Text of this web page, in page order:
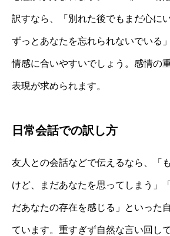
訳すなら、「別れた後でもまだ心に
ずっとあなたを忘れられないでいる
情感に合いやすいでしょう。感情の
表現が求められます。
日常会話での訳し方
友人との会話などで伝えるなら、「
けど、まだあなたを思ってしまう」
だあなたの存在を感じる」といった
ています。重すぎず自然な言い回し